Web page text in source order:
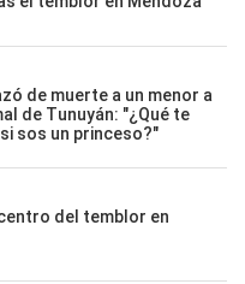
de muerte a un menor a
de Tunuyán: "¿Qué te
sos un princeso?"
del temblor en